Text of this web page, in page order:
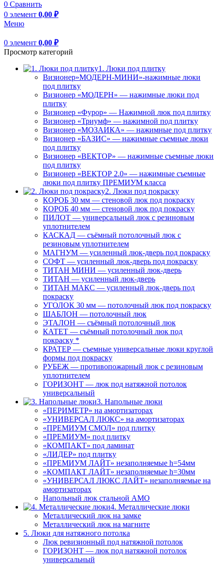
0 Сравнить
0 элемент 0,00 ₽
Меню
0 элемент 0,00 ₽
Просмотр категорий
1. Люки под плитку
Визионер»МОДЕРН-МИНИ»-нажимные люки
под плитку
Визионер «МОДЕРН» — нажимные люки под
плитку
Визионер «Фурор» — Нажимной люк под плитку
Визионер «Триумф» — нажимной под плитку
Визионер «МОЗАИКА» — нажимные под плитку
Визионер «БАЗИС» — нажимные съемные люки
под плитку
Визионер «ВЕКТОР» — нажимные съемные люки
под плитку
Визионер «ВЕКТОР 2.0» — нажимные съемные
люки под плитку ПРЕМИУМ класса
2. Люки под покраску
КОРОБ 30 мм — стеновой люк под покраску
КОРОБ 40 мм — стеновой люк под покраску
ПИЛОТ — универсальный люк с резиновым
уплотнителем
КАСКАД — съёмный потолочный люк с
резиновым уплотнителем
МАГНУМ — усиленный люк-дверь под покраску
СОФТ — усиленный люк-дверь под покраску
ТИТАН МИНИ — усиленный люк-дверь
ТИТАН — усиленный люк-дверь
ТИТАН МАКС — усиленный люк-дверь под
покраску
УГОЛОК 30 мм — потолочный люк под покраску
ШАБЛОН — потолочный люк
ЭТАЛОН — съёмный потолочный люк
КАТЕТ — съёмный потолочный люк под
покраску *
КРАТЕР — съемные универсальные люки круглой
формы под покраску
РУБЕЖ — противопожарный люк с резиновым
уплотнителем
ГОРИЗОНТ — люк под натяжной потолок
универсальный
3. Напольные люки
«ПЕРИМЕТР» на амортизаторах
«УНИВЕРСАЛ ЛЮКС» на амортизаторах
«ПРЕМИУМ СМОЛ» под плитку
«ПРЕМИУМ» под плитку
«КОМПАКТ» под ламинат
«ЛИДЕР» под плитку
«ПРЕМИУМ ЛАЙТ» незаполняемые h=54мм
«КОМПАКТ ЛАЙТ» незаполняемые h=30мм
«УНИВЕРСАЛ ЛЮКС ЛАЙТ» незаполняемые на
амортизаторах
Напольный люк стальной АМО
4. Металлические люки
Металлический люк на замке
Металлический люк на магните
5. Люки для натяжного потолка
Люк ревизионный под натяжной потолок
ГОРИЗОНТ — люк под натяжной потолок
универсальный